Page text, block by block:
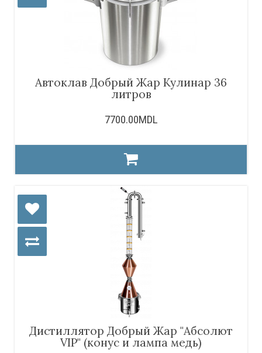
Автоклав Добрый Жар Кулинар 36
литров
7700.00MDL
Дистиллятор Добрый Жар "Абсолют
VIP" (конус и лампа медь)